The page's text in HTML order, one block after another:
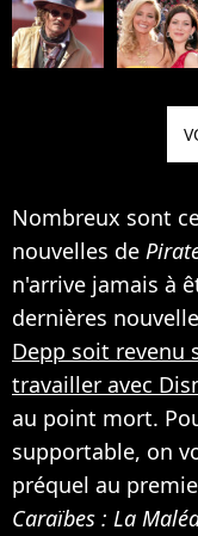
Nombreux sont
nouvelles de
n'arrive jamais à
dernières
Depp soit revenu
travailler avec
au point mort.
supportable, on
préquel au
Caraïbes : La